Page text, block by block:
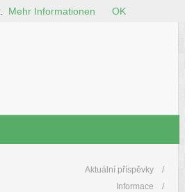
Aktuální příspěvky
Informace
Mehr Informationen OK